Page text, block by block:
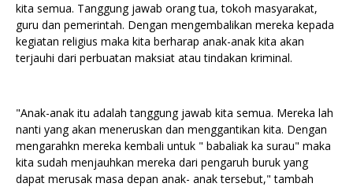
kita semua. Tanggung jawab orang tua, tokoh masyarakat,
guru dan pemerintah. Dengan mengembalikan mereka kepada
kegiatan religius maka kita berharap anak-anak kita akan
terjauhi dari perbuatan maksiat atau tindakan kriminal.
"Anak-anak itu adalah tanggung jawab kita semua. Mereka lah
nanti yang akan meneruskan dan menggantikan kita. Dengan
mengarahkn mereka kembali untuk " babaliak ka surau" maka
kita sudah menjauhkan mereka dari pengaruh buruk yang
dapat merusak masa depan anak- anak tersebut," tambah